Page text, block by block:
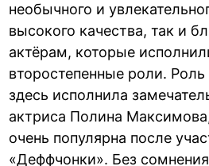
необычного и
высокого качества, так и
актёрам, которые
второстепенные роли.
здесь исполнила
актриса Полина
очень популярна после
«Деффчонки». Без